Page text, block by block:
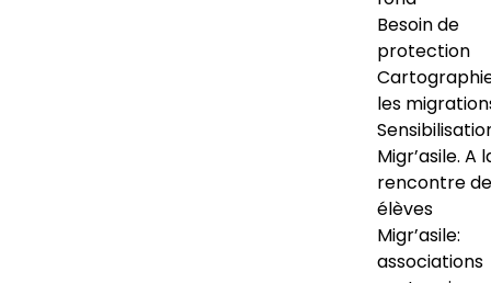
Besoin de
protection
les
Migr’asile. A
rencontre
élèves
Migr’asile:
associations